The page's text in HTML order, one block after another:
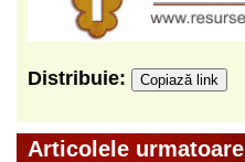
Distribuie: Copiază link
Articolele urmatoare